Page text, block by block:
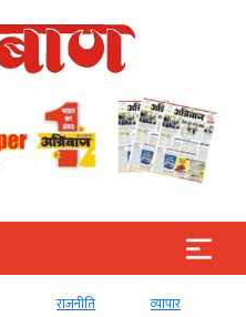
व्‍यापार